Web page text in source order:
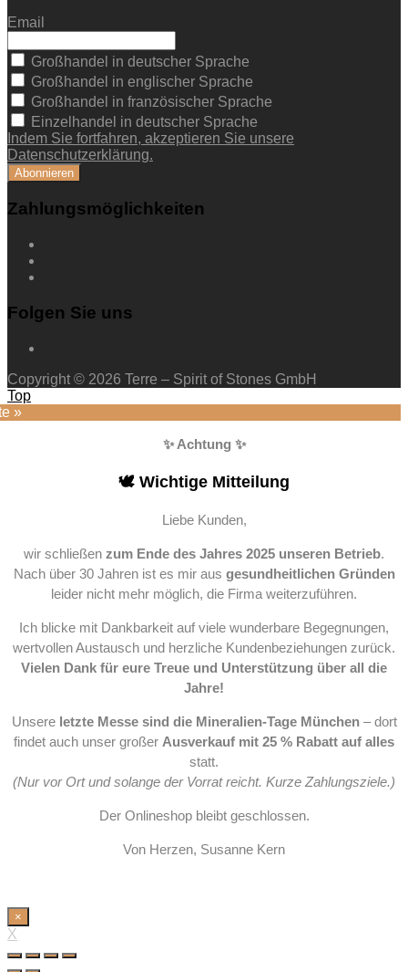
Email
Großhandel in deutscher Sprache
Großhandel in englischer Sprache
Großhandel in französischer Sprache
Einzelhandel in deutscher Sprache
Indem Sie fortfahren, akzeptieren Sie unsere
Datenschutzerklärung.
Zahlungsmöglichkeiten
Folgen Sie uns
Copyright © 2026 Terre – Spirit of Stones GmbH
Top
»
✨ Achtung ✨
🕊️ Wichtige Mitteilung
Liebe Kunden,
wir schließen zum Ende des Jahres 2025 unseren Betrieb.
Nach über 30 Jahren ist es mir aus gesundheitlichen Gründen
leider nicht mehr möglich, die Firma weiterzuführen.
Ich blicke mit Dankbarkeit auf viele wunderbare Begegnungen,
wertvollen Austausch und herzliche Kundenbeziehungen zurück.
Vielen Dank für eure Treue und Unterstützung über all die
Jahre!
Unsere letzte Messe sind die Mineralien-Tage München– dort
findet auch unser großer Ausverkauf mit 25 % Rabatt auf alles
statt.
(Nur vor Ort und solange der Vorrat reicht. Kurze Zahlungsziele.)
Der Onlineshop bleibt geschlossen.
Von Herzen, Susanne Kern
×
X